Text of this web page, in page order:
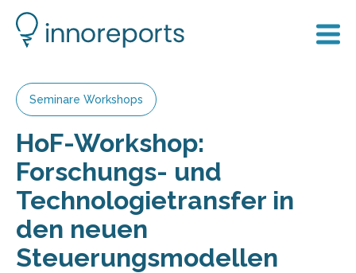
Seminare Workshops
HoF-Workshop:
Forschungs- und
Technologietransfer in
den neuen
Steuerungsmodellen